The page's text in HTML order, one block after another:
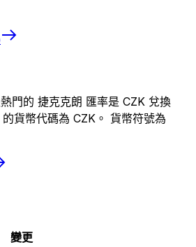
門的 捷克克朗 匯率是 CZK 兌換
貨幣代碼為 CZK。 貨幣符號為
變更